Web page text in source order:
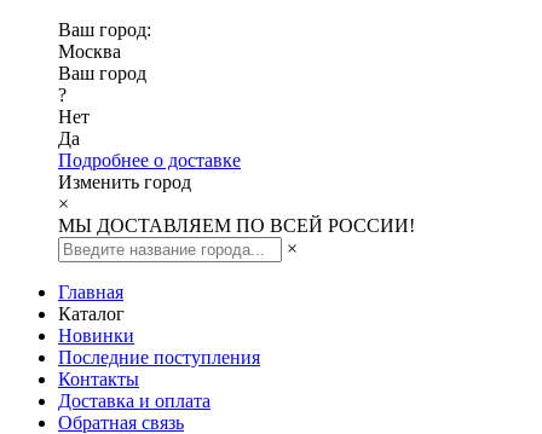
Ваш город:
Москва
Ваш город
?
Нет
Да
Подробнее о доставке
Изменить город
×
МЫ ДОСТАВЛЯЕМ ПО ВСЕЙ РОССИИ!
×
Главная
Каталог
Новинки
Последние поступления
Контакты
Доставка и оплата
Обратная связь